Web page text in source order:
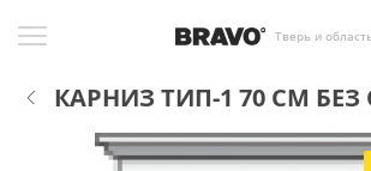
Тверь и
КАРНИЗ ТИП-1 70 СМ